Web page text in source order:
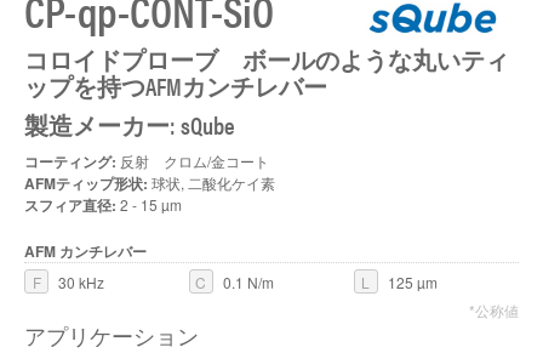
コロイドプローブ ボールのような丸いティ
ップを持つAFMカンチレバー
製造メーカー: sQube
コーティング: 反射 クロム/金コート
AFMティップ形状: 球状, 二酸化ケイ素
スフィア直径: 2 - 15 µm
AFM カンチレバー
F 30 kHz C 0.1 N/m L
125 µm
*公称値
アプリケーション